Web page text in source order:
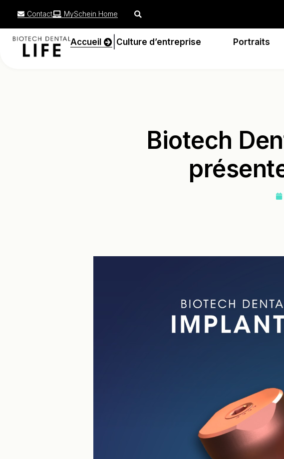
Contact MySchein Home
Accueil Culture d’entreprise Portraits
Biotech